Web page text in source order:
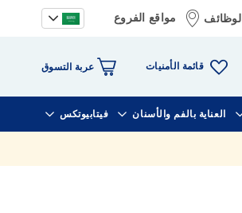
الوظائف مواقع الفروع
قائمة الأمنيات عربة التسوق
العناية بالفم والأسنان فيتابيوتكس